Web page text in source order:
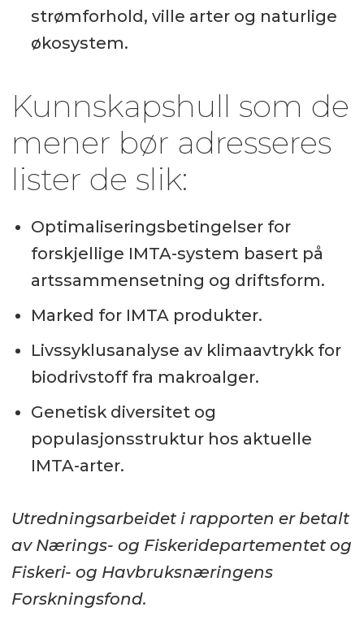
strømforhold, ville arter og naturlige
økosystem.
Kunnskapshull som de
mener bør adresseres
lister de slik:
Optimaliseringsbetingelser for
forskjellige IMTA-system basert på
artssammensetning og driftsform.
Marked for IMTA produkter.
Livssyklusanalyse av klimaavtrykk for
biodrivstoff fra makroalger.
Genetisk diversitet og
populasjonsstruktur hos aktuelle
IMTA-arter.
Utredningsarbeidet i rapporten er betalt
av Nærings- og Fiskeridepartementet og
Fiskeri- og Havbruksnæringens
Forskningsfond.